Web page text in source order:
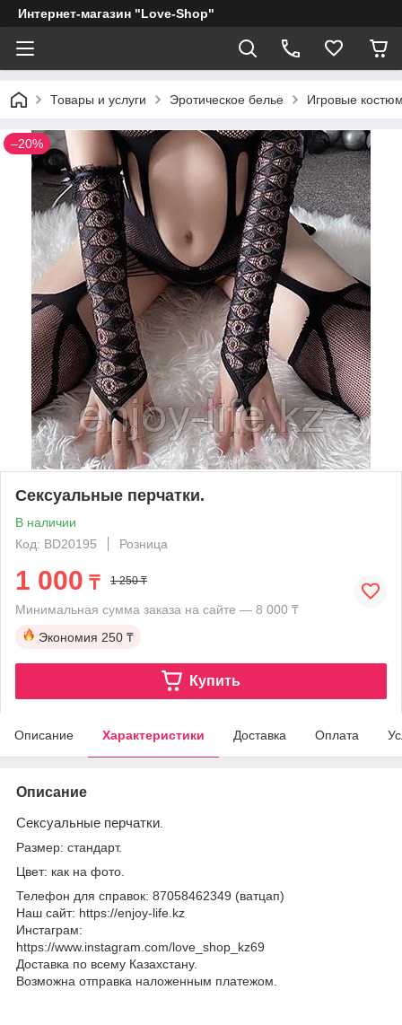
Интернет-магазин "Love-Shop"
Товары и услуги Эротическое белье Игровые
–20%
Сексуальные перчатки.
В наличии
Код: BD20195
Розница
1 000 ₸ 1 250 ₸
Минимальная сумма заказа на сайте — 8 000 ₸
Экономия 250 ₸
Купить
Описание Характеристики Доставка Оплата
Описание
Сексуальные перчатки
Размер: стандарт.
Цвет: как на фото.
Телефон для справок: 87058462349 (ватцап)
Наш сайт: https://enjoy-life.kz
Инстаграм:
https://www.instagram.com/love_shop_kz69
Доставка по всему Казахстану.
Возможна отправка наложенным платежом.